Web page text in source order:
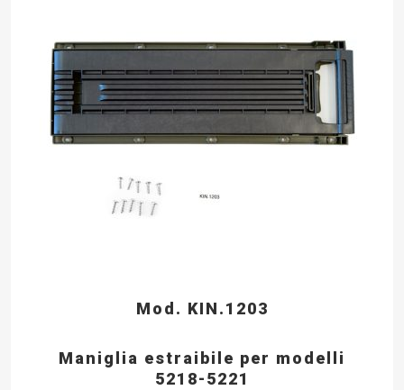
Mod. KIN.1203
Maniglia estraibile per modelli
5218-5221